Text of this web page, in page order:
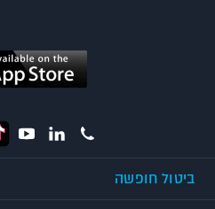
ביטול חופשה